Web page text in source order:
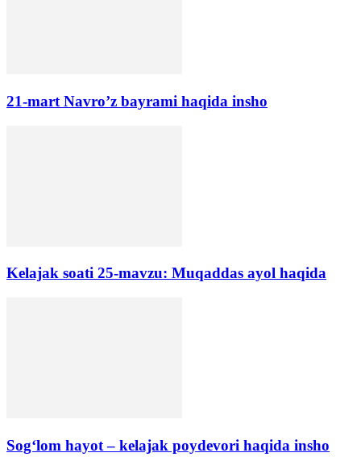
21-mart Navro’z bayrami haqida insho
Kelajak soati 25-mavzu: Muqaddas ayol haqida
Sog‘lom hayot – kelajak poydevori haqida insho